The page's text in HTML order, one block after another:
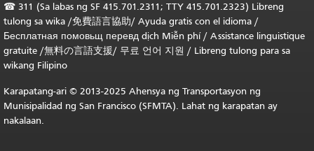
☎ 311 (Sa labas ng SF 415.701.2311; TTY 415.701.2323) Libreng
tulong sa wika /免費語言協助/ Ayuda gratis con el idioma /
Бесплатная помовьщ перевд dịch Miễn phí/ Assistance linguistique
gratuite /無料の言語支援/ 무료 언어 지원 / Libreng tulong para sa
wikang Filipino
Karapatang-ari © 2013-2025 Ahensya ng Transportasyon ng
Munisipalidad ng San Francisco (SFMTA). Lahat ng karapatan ay
nakalaan.